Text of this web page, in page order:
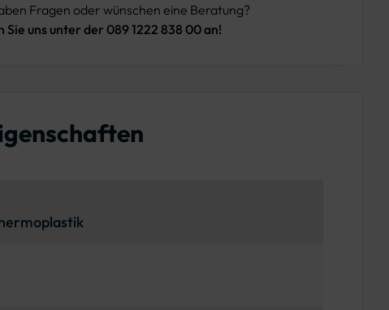
Fragen oder wünschen eine Beratung?
Sie uns unter der 089 1222 838 00 an!